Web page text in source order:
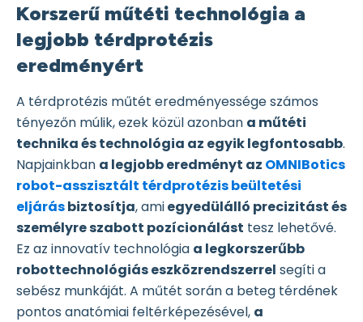
Korszerű műtéti technológia a
legjobb térdprotézis
eredményért
A térdprotézis műtét eredményessége számos
tényezőn múlik, ezek közül azonban a műtéti
technika és technológia az egyik legfontosabb.
Napjainkban a legjobb eredményt az OMNIBotics
robot-asszisztált térdprotézis beültetési
eljárásbiztosítja, amiegyedülálló precizitást és
személyre szabott pozícionálást tesz lehetővé.
Ez az innovatív technológia a legkorszerűbb
robottechnológiás eszközrendszerrel segíti a
sebész munkáját. A műtét során a beteg térdének
pontos anatómiai feltérképezésével, a